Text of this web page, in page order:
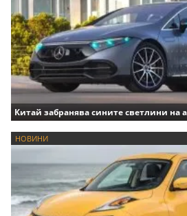
Китай забранява сините светлини на
НОВИНИ